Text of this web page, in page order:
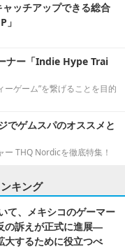
ッチアップできる総合
」
ナー「Indie Hype Trai
ーゲーム”を繋げることを目的
でゲムスパのオススメと
THQ Nordicを徹底特集！
キング
て、メキシコのゲーマー
の訴えが正式に進展―
大するために役立つべ